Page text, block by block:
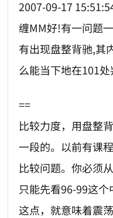
2007-09-17
缠MM好!有一问题
有出现盘整背驰,其
么能当下地在101
==
比较力度，用盘整
一段的。以前有课
比较问题。你必须
只能先看96-99这
这点，就意味着震